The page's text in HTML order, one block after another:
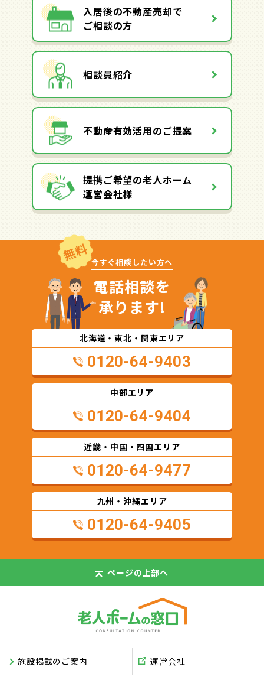
入居後の不動産売却で
ご相談の方
相談員紹介
不動産有効活用のご提案
提携ご希望の老人ホーム
運営会社様
無料 今すぐ相談したい方へ
電話相談を
承ります!
北海道・東北・関東エリア
0120-64-9403
中部エリア
0120-64-9404
近畿・中国・四国エリア
0120-64-9477
九州・沖縄エリア
0120-64-9405
ページの上部へ
施設掲載のご案内 運営会社